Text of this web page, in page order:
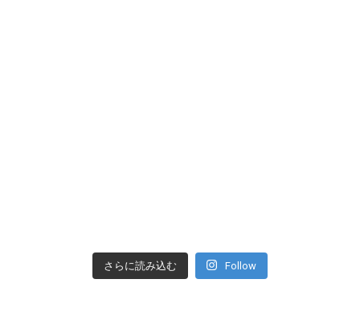
さらに読み込む Follow